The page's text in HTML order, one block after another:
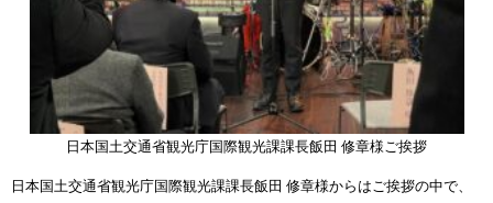
日本国土交通省観光庁国際観光課課長飯田 修章様ご挨拶
日本国土交通省観光庁国際観光課課長飯田 修章様からはご挨拶の中で、